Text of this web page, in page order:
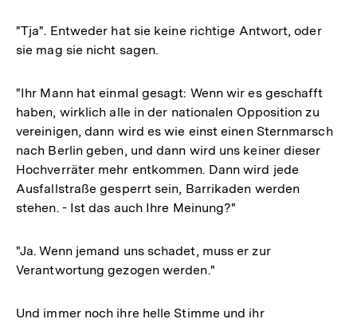
"Tja". Entweder hat sie keine richtige Antwort, oder
sie mag sie nicht sagen.
"Ihr Mann hat einmal gesagt: Wenn wir es geschafft
haben, wirklich alle in der nationalen Opposition zu
vereinigen, dann wird es wie einst einen Sternmarsch
nach Berlin geben, und dann wird uns keiner dieser
Hochverräter mehr entkommen. Dann wird jede
Ausfallstraße gesperrt sein, Barrikaden werden
stehen. - Ist das auch Ihre Meinung?"
"Ja. Wenn jemand uns schadet, muss er zur
Verantwortung gezogen werden."
Und immer noch ihre helle Stimme und ihr